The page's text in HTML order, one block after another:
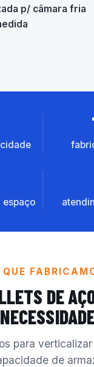
p/ câmara fria
espaço
QUE
DE
para
de